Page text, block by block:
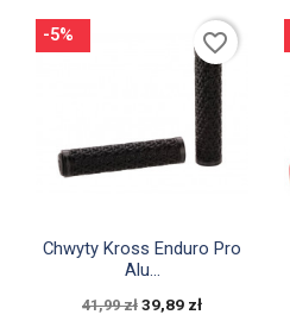
Szybki podgląd
Chwyty Kross Enduro Pro
Alu...
41,99 zł 39,89 zł
-5% favorite_border